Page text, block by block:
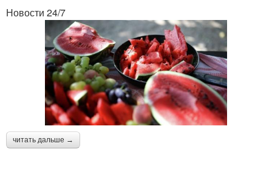
Новости 24/7
читать дальше →